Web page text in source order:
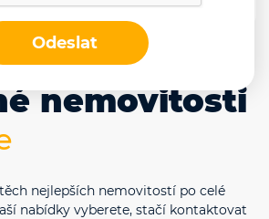
nemovitosti
nejlepších nemovitostí po celé
nabídky vyberete, stačí kontaktovat
Odeslat